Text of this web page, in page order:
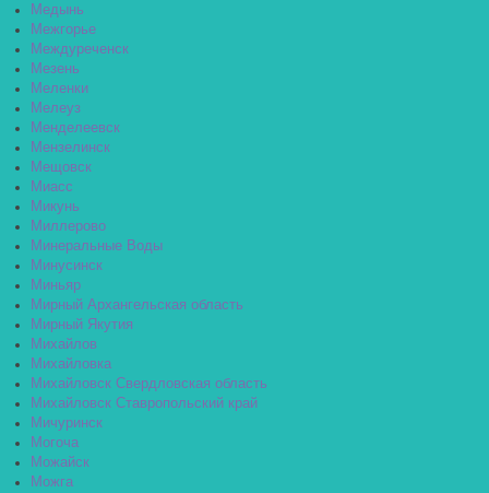
Медынь
Межгорье
Междуреченск
Мезень
Меленки
Мелеуз
Менделеевск
Мензелинск
Мещовск
Миасс
Микунь
Миллерово
Минеральные Воды
Минусинск
Миньяр
Мирный Архангельская область
Мирный Якутия
Михайлов
Михайловка
Михайловск Свердловская область
Михайловск Ставропольский край
Мичуринск
Могоча
Можайск
Можга